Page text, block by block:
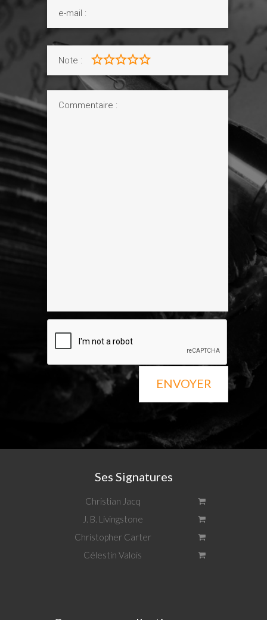
Note :
ENVOYER
Ses Signatures
Christian Jacq
J. B. Livingstone
Christopher Carter
Célestin Valois